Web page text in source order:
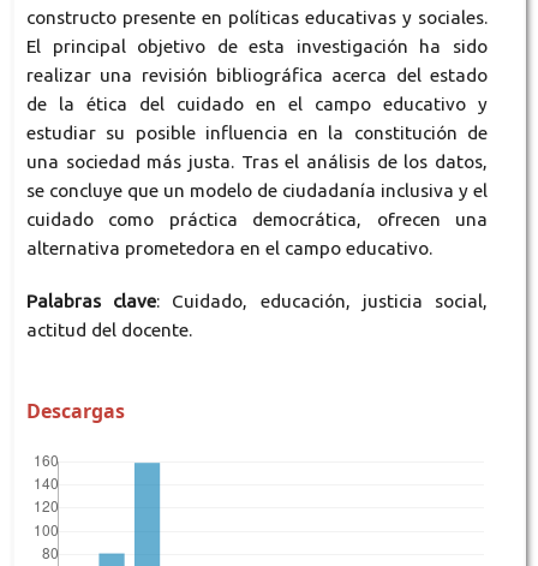
constructo presente en políticas educativas y sociales.
El principal objetivo de esta investigación ha sido
realizar una revisión bibliográfica acerca del estado
de la ética del cuidado en el campo educativo y
estudiar su posible influencia en la constitución de
una sociedad más justa. Tras el análisis de los datos,
se concluye que un modelo de ciudadanía inclusiva y el
cuidado como práctica democrática, ofrecen una
alternativa prometedora en el campo educativo.
Palabras clave: Cuidado, educación, justicia social,
actitud del docente.
Descargas